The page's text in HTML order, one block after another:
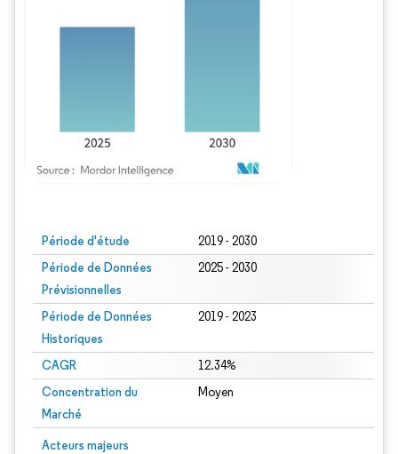
Période d'étude 2019 - 2030
Période de Données
Prévisionnelles
2025 - 2030
Période de Données
Historiques
2019 - 2023
CAGR 12.34%
Concentration du
Marché
Moyen
Acteurs majeurs